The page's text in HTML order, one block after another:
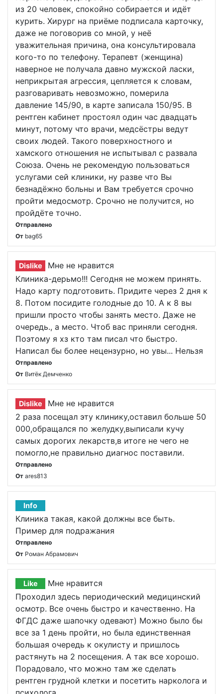
из 20 человек, спокойно собирается и идёт
курить. Хирург на приёме подписала карточку,
даже не поговорив со мной, у неё
уважительная причина, она консультировала
кого-то по телефону. Терапевт (женщина)
наверное не получала давно мужской ласки,
неприкрытая агрессия, цепляется к словам,
разговаривать невозможно, померила
давление 145/90, в карте записала 150/95. В
рентген кабинет простоял один час двадцать
минут, потому что врачи, медсёстры ведут
своих людей. Такого поверхностного и
хамского отношения не испытывал с развала
Союза. Очень не рекомендую пользоваться
услугами сей клиники, ну разве что Вы
безнадёжно больны и Вам требуется срочно
пройти медосмотр. Срочно не получится, но
пройдёте точно.
Отправлено
От bag65
Dislike
Мне не нравится
Клиника-дерьмо!!! Сегодня не можем принять.
Надо карту подготовить. Придите через 2 дня к
8. Потом посидите голодные до 10. А к 8 вы
пришли просто чтобы занять место. Даже не
очередь., а место. Чтоб вас приняли сегодня.
Поэтому я хз кто там писал что быстро.
Написал бы более нецензурно, но увы... Нельзя
Отправлено
От Витёк Демченко
Dislike
Мне не нравится
2 раза посещал эту клинику,оставил больше 50
000,обращался по желудку,выписали кучу
самых дорогих лекарств,в итоге не чего не
помогло,не правильно диагнос поставили.
Отправлено
От ares813
Info
Клиника такая, какой должны все быть.
Пример для подражания
Отправлено
От Роман Абрамович
Like
Мне нравится
Проходил здесь периодический медицинский
осмотр. Все очень быстро и качественно. На
ФГДС даже шапочку одевают) Можно было бы
все за 1 день пройти, но была единственная
большая очередь к окулисту и пришлось
растянуть на 2 посещения. А так все хорошо.
Порадовало, что можно там же сделать
рентген грудной клетки и посетить нарколога и